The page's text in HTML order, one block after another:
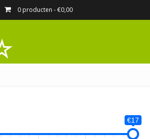
0 producten -€0,00
€17